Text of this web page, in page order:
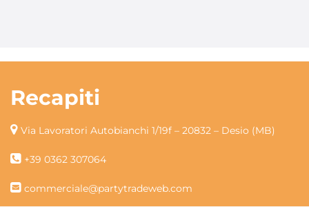
Recapiti
Via Lavoratori Autobianchi 1/19f – 20832 – Desio (MB)
+39 0362 307064
commerciale@partytradeweb.com